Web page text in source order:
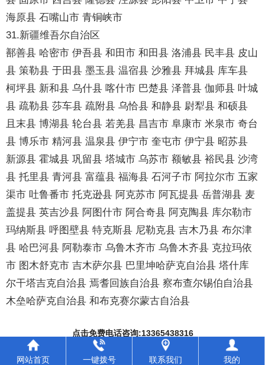
海原县 石嘴山市 青铜峡市
31.新疆维吾尔自治区
鄯善县 哈密市 伊吾县 和田市 和田县 洛浦县 民丰县 皮山
县 策勒县 于田县 墨玉县 温宿县 沙雅县 拜城县 库车县
柯坪县 新和县 乌什县 喀什市 巴楚县 泽普县 伽师县 叶城
县 疏勒县 莎车县 疏附县 乌恰县 和静县 尉犁县 和硕县
且末县 博湖县 轮台县 若羌县 昌吉市 阜康市 米泉市 奇台
县 博乐市 精河县 温泉县 伊宁市 奎屯市 伊宁县 昭苏县
新源县 霍城县 巩留县 塔城市 乌苏市 额敏县 裕民县 沙湾
县 托里县 青河县 富蕴县 福海县 石河子市 阿拉尔市 五家
渠市 吐鲁番市 托克逊县 阿克苏市 阿瓦提县 岳普湖县 麦
盖提县 英吉沙县 阿图什市 阿合奇县 阿克陶县 库尔勒市
玛纳斯县 呼图壁县 特克斯县 尼勒克县 吉木乃县 布尔津
县 哈巴河县 阿勒泰市 乌鲁木齐市 乌鲁木齐县 克拉玛依
市 图木舒克市 吉木萨尔县 巴里坤哈萨克自治县 塔什库
尔干塔吉克自治县 焉耆回族自治县 察布查尔锡伯自治县
木垒哈萨克自治县 和布克赛尔蒙古自治县
点击免费电话咨询:13365438316
电力表箱锁,通开挂锁,电力标牌,电表箱,电能表计量箱,一次性施封锁,钢丝
铅封,铅封,无棣县顺德电力器材有限公司鲁ICP备09053637号-2
网站首页 一键拨号 联系我们 我的